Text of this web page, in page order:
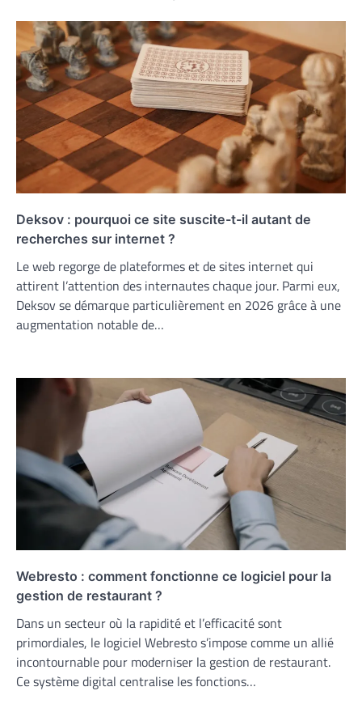
Deksov : pourquoi ce site suscite-t-il autant de
recherches sur internet ?
Le web regorge de plateformes et de sites internet qui
attirent l’attention des internautes chaque jour. Parmi eux,
Deksov se démarque particulièrement en 2026 grâce à une
augmentation notable de…
Webresto : comment fonctionne ce logiciel pour la
gestion de restaurant ?
Dans un secteur où la rapidité et l’efficacité sont
primordiales, le logiciel Webresto s’impose comme un allié
incontournable pour moderniser la gestion de restaurant.
Ce système digital centralise les fonctions…